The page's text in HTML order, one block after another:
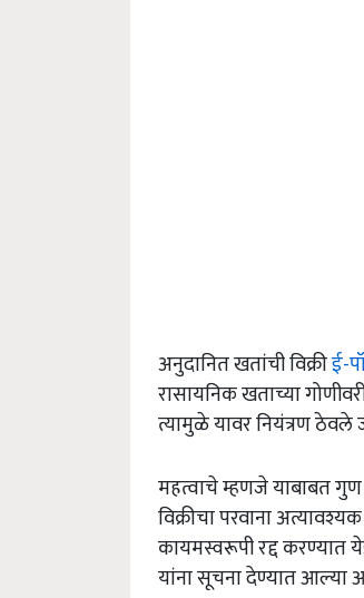
अनुदानित खतांची विक्रीई-
रासायनिक खताच्या
त्यामुळे यावर नियंत्रण
महत्वाचे म्हणजे याबाबत
विक्रीचा परवाना
कायमस्वरूपी रद्द
यांना सूचना देण्यात आल्या